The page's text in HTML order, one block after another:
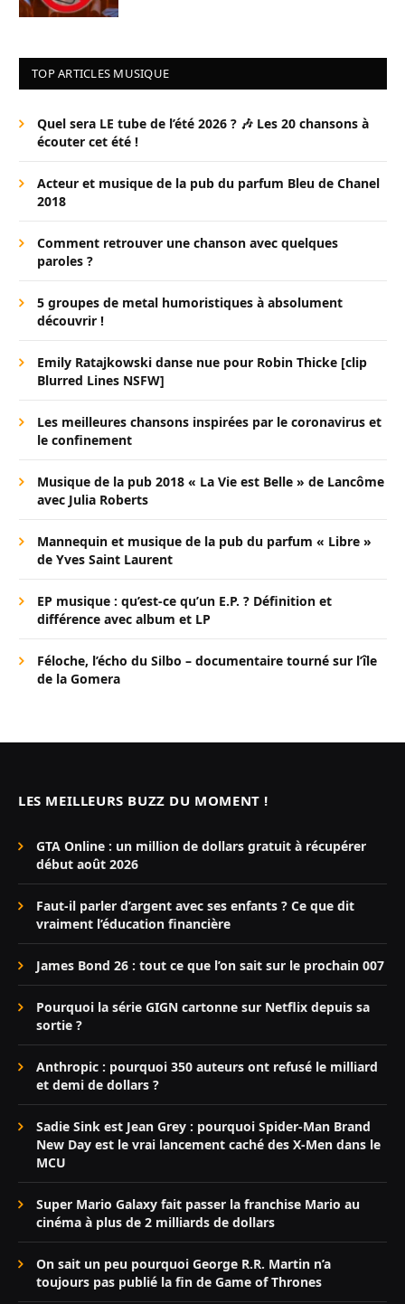
TOP ARTICLES MUSIQUE
Quel sera LE tube de l’été 2026 ? 🎶 Les 20 chansons à
écouter cet été !
Acteur et musique de la pub du parfum Bleu de Chanel
2018
Comment retrouver une chanson avec quelques
paroles ?
5 groupes de metal humoristiques à absolument
découvrir !
Emily Ratajkowski danse nue pour Robin Thicke [clip
Blurred Lines NSFW]
Les meilleures chansons inspirées par le coronavirus et
le confinement
Musique de la pub 2018 « La Vie est Belle » de Lancôme
avec Julia Roberts
Mannequin et musique de la pub du parfum « Libre »
de Yves Saint Laurent
EP musique : qu’est-ce qu’un E.P. ? Définition et
différence avec album et LP
Féloche, l’écho du Silbo – documentaire tourné sur l’île
de la Gomera
LES MEILLEURS BUZZ DU MOMENT !
GTA Online : un million de dollars gratuit à récupérer
début août 2026
Faut-il parler d’argent avec ses enfants ? Ce que dit
vraiment l’éducation financière
James Bond 26 : tout ce que l’on sait sur le prochain 007
Pourquoi la série GIGN cartonne sur Netflix depuis sa
sortie ?
Anthropic : pourquoi 350 auteurs ont refusé le milliard
et demi de dollars ?
Sadie Sink est Jean Grey : pourquoi Spider-Man Brand
New Day est le vrai lancement caché des X-Men dans le
MCU
Super Mario Galaxy fait passer la franchise Mario au
cinéma à plus de 2 milliards de dollars
On sait un peu pourquoi George R.R. Martin n’a
toujours pas publié la fin de Game of Thrones